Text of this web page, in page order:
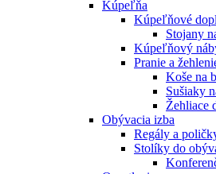
Kúpeľňa
Kúpeľňové
Stojany
Kúpeľňový
Pranie a
Koše na
Sušiaky
Žehliace
Obývacia izba
Regály a
Stolíky do